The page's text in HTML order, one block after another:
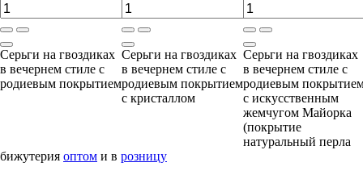
Серьги на гвоздиках
в вечернем стиле с
родиевым покрытием
Серьги на гвоздиках
в вечернем стиле с
родиевым покрытием
с кристаллом
Серьги на гвоздиках
в вечернем стиле с
родиевым
с искусственным
жемчугом Майорка
(покрытие
натуральный перла
бижутерия оптом и в розницу